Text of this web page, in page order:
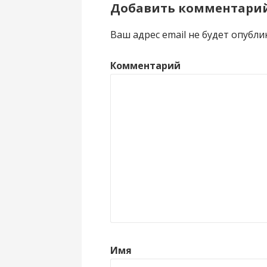
Добавить
Ваш адрес email не будет
Комментарий
Имя